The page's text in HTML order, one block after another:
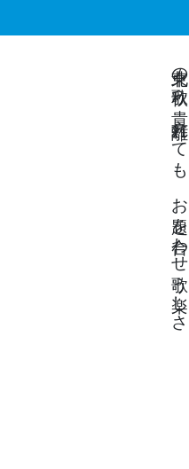
東北の秋歌う
貴方
離
れ
て
も
お題
を合
わ
せ歌
う楽
し
さ